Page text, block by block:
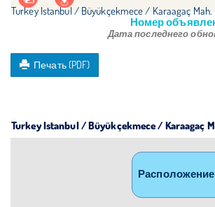
Turkey Istanbul / Büyükçekmece/ Karaagaç Mah.
Номер
Дата последнего
Печать (PDF)
Turkey Istanbul / Büyükçekmece/ Karaagaç